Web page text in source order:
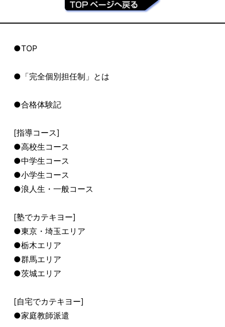
●TOP
●「完全個別担任制」とは
●合格体験記
[指導コース]
●高校生コース
●中学生コース
●小学生コース
●浪人生・一般コース
[塾でカテキヨー]
●東京・埼玉エリア
●栃木エリア
●群馬エリア
●茨城エリア
[自宅でカテキヨー]
●家庭教師派遣